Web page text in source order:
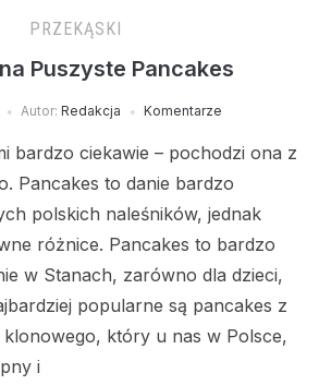
PRZEKĄSKI
Puszyste Pancakes
Autor: Redakcja Komentarze
bardzo ciekawie – pochodzi ona z
Pancakes to danie bardzo
polskich naleśników, jednak
różnice. Pancakes to bardzo
w Stanach, zarówno dla dzieci,
popularne są pancakes z
który u nas w Polsce,
i